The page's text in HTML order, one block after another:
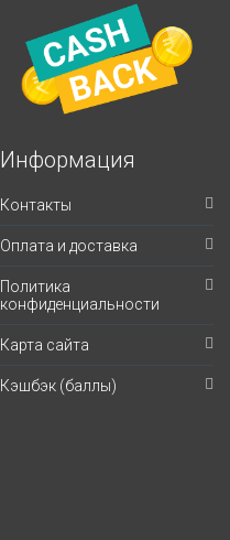
Информация
Контакты
Оплата и доставка
Политика
конфиденциальности
Карта сайта
Кэшбэк (баллы)